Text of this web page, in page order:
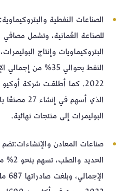
الصناعات النفطية
للصناعة العُمانية، وتشمل
البتروكيماويات وإنتاج
النفط بحوالي 35% من
الذي أسهم في
البوليمرات إلى منتجات نهائية.
الحديد